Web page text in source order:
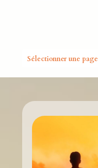
Sélectionner une page